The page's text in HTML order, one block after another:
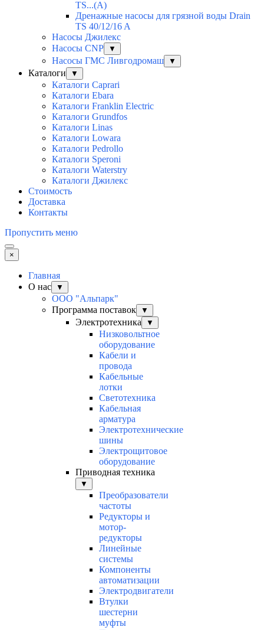
TS...(A)
Дренажные насосы для грязной воды Drain
TS 40/12/16 A
Насосы Джилекс
Насосы CNP
▼
Насосы ГМС Ливгодромаш ▼
Каталоги ▼
Каталоги Caprari
Каталоги Ebara
Каталоги Franklin Electric
Каталоги Grundfos
Каталоги Linas
Каталоги Lowara
Каталоги Pedrollo
Каталоги Speroni
Каталоги Waterstry
Каталоги Джилекс
Стоимость
Доставка
Контакты
Пропустить меню
×
Главная
О нас
▼
ООО "Альпарк"
Программа поставок
▼
Электротехника ▼
Низковольтное
оборудование
Кабели и
провода
Кабельные
лотки
Светотехника
Кабельная
арматура
Электротехнические
шины
Электрощитовое
оборудование
Приводная техника
▼
Преобразователи
частоты
Редукторы и
мотор-
редукторы
Линейные
системы
Компоненты
автоматизации
Электродвигатели
Втулки
шестерни
муфты